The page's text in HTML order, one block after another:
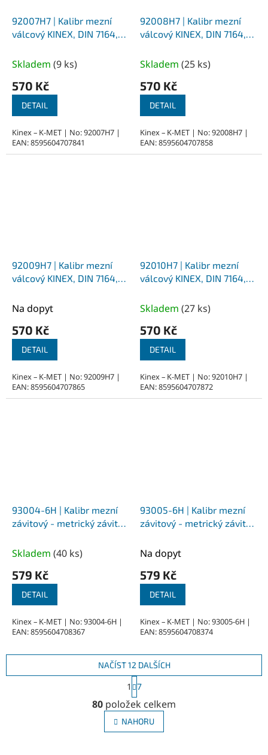
92007H7 | Kalibr mezní
válcový KINEX, DIN 7164,
Skladem (9 ks)
570 Kč
DETAIL
Kinex – K-MET | No: 92007H7 |
EAN: 8595604707841
92008H7 | Kalibr mezní
válcový KINEX, DIN 7164,
Skladem (25 ks)
570 Kč
DETAIL
Kinex – K-MET | No: 92008H7 |
EAN: 8595604707858
92009H7 | Kalibr mezní
válcový KINEX, DIN 7164,
Na dopyt
570 Kč
DETAIL
Kinex – K-MET | No: 92009H7 |
EAN: 8595604707865
92010H7 | Kalibr mezní
válcový KINEX, DIN 7164,
Skladem (27 ks)
570 Kč
DETAIL
Kinex – K-MET | No: 92010H7 |
EAN: 8595604707872
93004-6H | Kalibr mezní
závitový - metrický závit
Skladem (40 ks)
579 Kč
DETAIL
Kinex – K-MET | No: 93004-6H |
EAN: 8595604708367
93005-6H | Kalibr mezní
závitový - metrický závit
Na dopyt
579 Kč
DETAIL
Kinex – K-MET | No: 93005-6H |
EAN: 8595604708374
O
v
l
á
NAČÍST 12 DALŠÍCH
S
t
r
á
n
k
1 7
80 položek celkem
NAHORU